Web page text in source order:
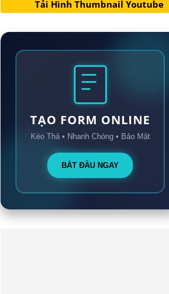
Tải Hình Thumbnail Youtube
TẠO FORM ONLINE
Kéo Thả • Nhanh Chóng • Bảo Mật
BẮT ĐẦU NGAY